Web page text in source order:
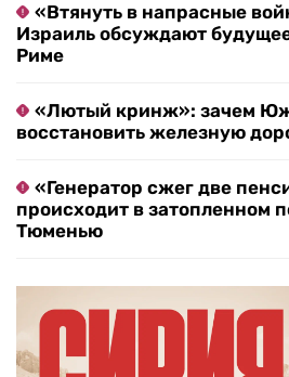
«Втянуть в напрасные
Израиль обсуждают
Риме
«Лютый кринж»: зачем
восстановить железную
«Генератор сжег две
происходит в затопленном
Тюменью